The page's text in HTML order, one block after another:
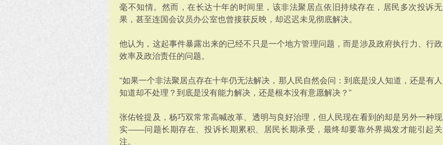
毫不知情。然而，在长达十年的时间里，该非法聚居点依旧持续存在，居民多次投诉无
果，甚至连国会议员办公室也曾接获反映，却迟迟未见彻底解决。
他认为，这起事件暴露出来的已经不只是一个地方管理问题，而是涉及政府执行力、行政
效率及政治责任的问题。
“如果一个非法聚居点存在十年仍无法解决，那人民自然会问：到底是没人知道，还是有人
知道却不处理？到底是没有能力解决，还是根本没有意愿解决？”
张佑铨提及，杨巧双常常高喊改革、透明与良好治理，但人民现在看到的却是另外一种现
实——问题长期存在、投诉长期累积、居民长期承受，最终却要靠外界揭发才能引起关
注。